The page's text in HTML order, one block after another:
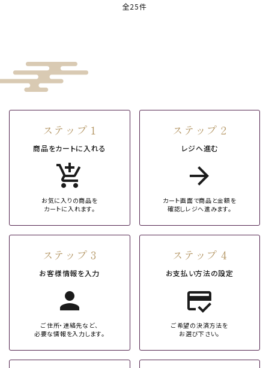
全25件
ステップ 1
商品をカートに入れる
add_shopping_cart
お気に入りの商品を
カートに入れます。
ステップ 2
レジへ進む
arrow_forward
カート画面で商品と金額を
確認しレジへ進みます。
ステップ 3
お客様情報を入力
person
ご住所・連絡先など、
必要な情報を入力します。
ステップ 4
お支払い方法の設定
credit_score
ご希望の決済方法を
お選び下さい。